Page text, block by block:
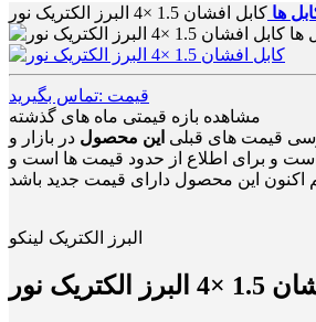
ها کابل افشان 1.5 ×4 البرز الکتریک نور
قیمت :تماس بگیرید
مشاهده بازه قیمتی ماه های گذشته
قیمت های قبلی این محصول در بازار و
است و برای اطلاع از حدود قیمت ها است و
البرز الکتریک لینکو
نور